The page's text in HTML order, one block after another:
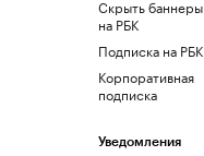
Скрыть баннеры
на РБК
Подписка на РБК
Корпоративная
подписка
Уведомления